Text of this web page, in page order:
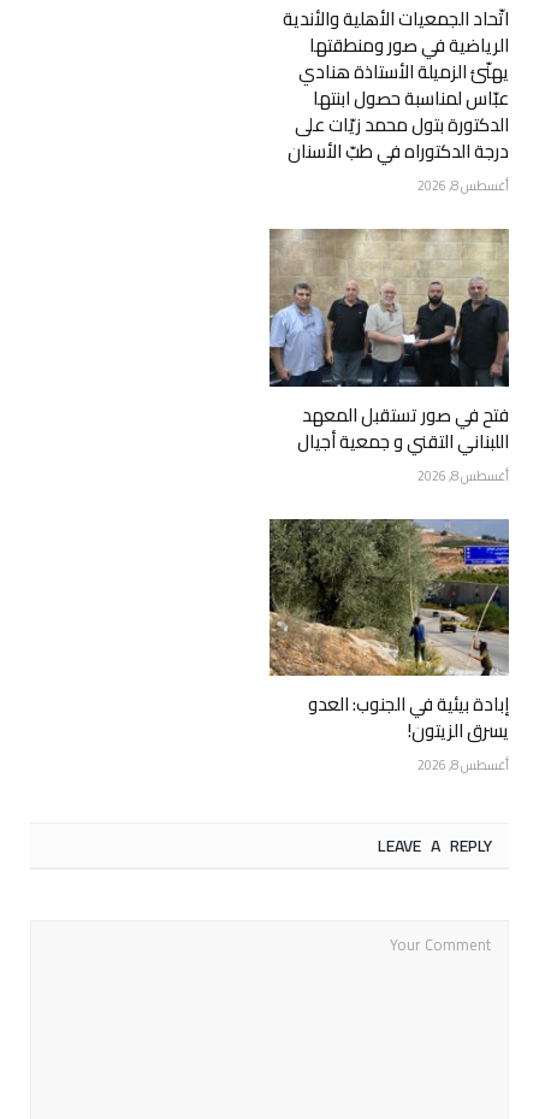
اتّحاد الجمعيات الأهلية والأندية
الرياضية في صور ومنطقتها
يهنّئ الزميلة الأستاذة هنادي
عبّاس لمناسبة حصول ابنتها
الدكتورة بتول محمد زيّات على
درجة الدكتوراه في طبّ الأسنان
أغسطس 8, 2026
فتح في صور تستقبل المعهد
اللبناني التقني و جمعية أجيال
أغسطس 8, 2026
إبادة بيئية في الجنوب: العدو
يسرق الزيتون!
أغسطس 8, 2026
LEAVE A REPLY